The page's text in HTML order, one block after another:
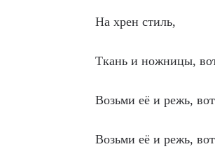
На хрен стиль,
Ткань и ножницы,
Возьми её и режь,
Возьми её и режь,